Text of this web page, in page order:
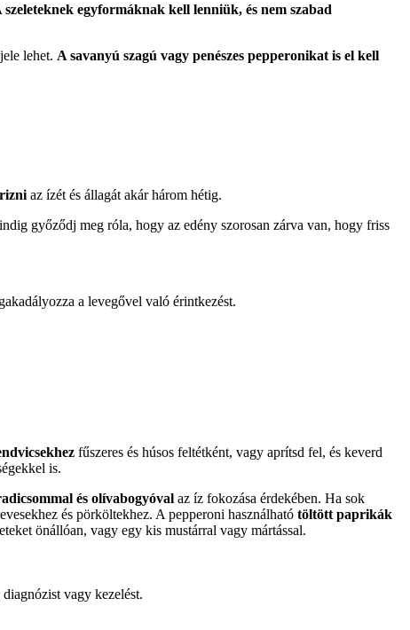
szeleteknek egyformáknak kell lenniük, és nem szabad
lehet. A savanyú szagú vagy penészes pepperonikat is el kell
az ízét és állagát akár három hétig.
győződj meg róla, hogy az edény szorosan zárva van, hogy friss
a levegővel való érintkezést.
fűszeres és húsos feltétként, vagy aprítsd fel, és keverd
is.
és olívabogyóval az íz fokozása érdekében. Ha sok
és pörköltekhez. A pepperoni használható töltött paprikák
önállóan, vagy egy kis mustárral vagy mártással.
vagy kezelést.